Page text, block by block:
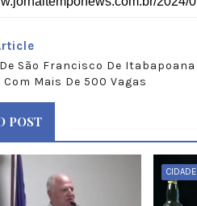
São Francisco De Itabapoana
Mais De 500 Vagas
POST